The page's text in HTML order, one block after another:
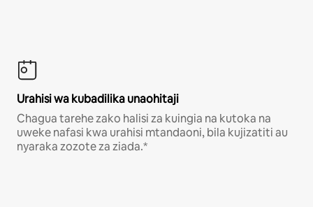
Urahisi wa kubadilika unaohitaji
Chagua tarehe zako halisi za kuingia na kutoka na
uweke nafasi kwa urahisi mtandaoni, bila kujizatiti au
nyaraka zozote za ziada.*